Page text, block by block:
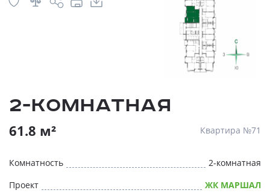
2-комнатная
61.8 м² Квартира №71
Комнатность
2-комнатная
Проект
ЖК МАРШАЛ